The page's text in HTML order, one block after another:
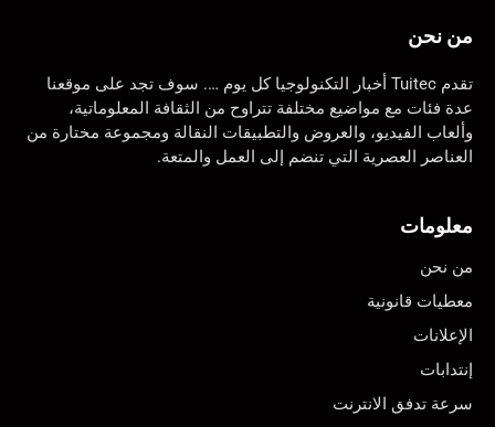
من نحن
تقدم Tuitec أخبار التكنولوجيا كل يوم …. سوف تجد على موقعنا
عدة فئات مع مواضيع مختلفة تتراوح من الثقافة المعلوماتية،
وألعاب الفيديو، والعروض والتطبيقات النقالة ومجموعة مختارة من
العناصر العصرية التي تنضم إلى العمل والمتعة.
معلومات
من نحن
معطيات قانونية
الإعلانات
إنتدابات
سرعة تدفق الانترنت